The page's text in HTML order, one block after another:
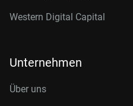
Western Digital Capital
Unternehmen
Über uns